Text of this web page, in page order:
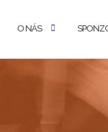
O NÁS